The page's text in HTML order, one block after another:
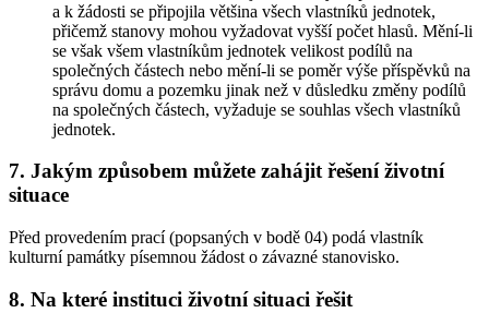
a k žádosti se připojila většina všech vlastníků jednotek,
přičemž stanovy mohou vyžadovat vyšší počet hlasů. Mění-li
se však všem vlastníkům jednotek velikost podílů na
společných částech nebo mění-li se poměr výše příspěvků na
správu domu a pozemku jinak než v důsledku změny podílů
na společných částech, vyžaduje se souhlas všech vlastníků
jednotek.
7. Jakým způsobem můžete zahájit řešení životní
situace
Před provedením prací (popsaných v bodě 04) podá vlastník
kulturní památky písemnou žádost o závazné stanovisko.
8. Na které instituci životní situaci řešit